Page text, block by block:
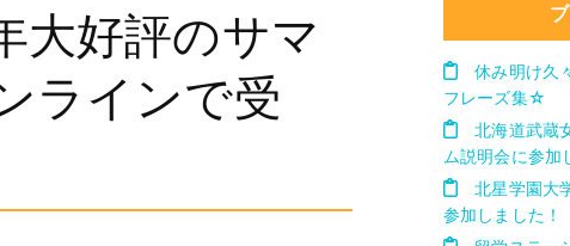
大好評のサマ
ラインで受
休み明け久
フレーズ集☆
北海道武蔵
ム説明会に参加
北星学園大
参加しました！